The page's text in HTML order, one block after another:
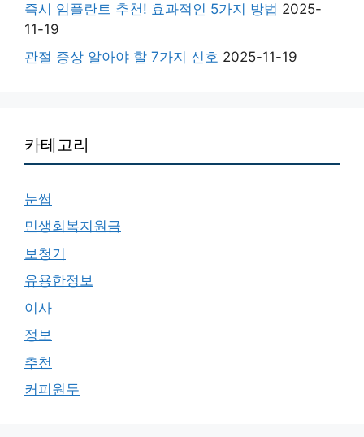
즉시 임플란트 추천! 효과적인 5가지 방법 2025-
11-19
관절 증상 알아야 할 7가지 신호 2025-11-19
카테고리
눈썹
민생회복지원금
보청기
유용한정보
이사
정보
추천
커피원두